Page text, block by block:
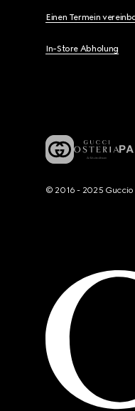
Einen Termein
In-Store Abholung
© 2016 - 2025 Guccio